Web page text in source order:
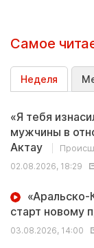
Самое
Неделя
«Я тебя
мужчины в
Актау
02.08.2026, 18:29
«Аральско-
старт новому
03.08.2026, 14:00